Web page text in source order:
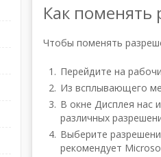
Как поменять
Чтобы поменять
Перейдите на
Из всплывающего
В окне Дисплея нас
различных
Выберите
рекомендует